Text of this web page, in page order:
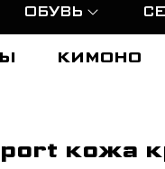
ОБУВЬ
КИМОНО
кожа